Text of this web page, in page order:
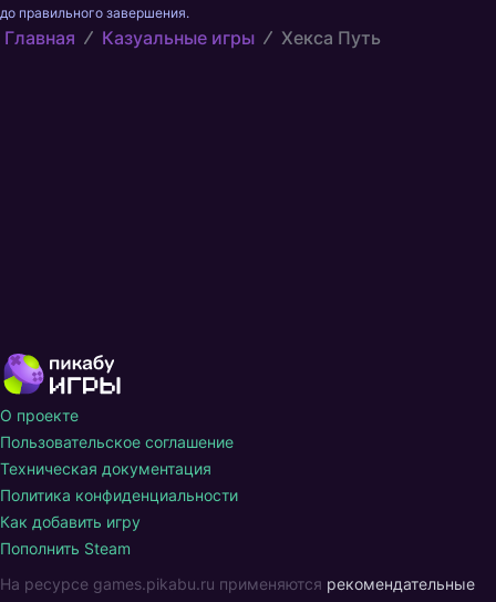
до правильного завершения.
Главная Казуальные игры Хекса Путь
О проекте
Пользовательское соглашение
Техническая документация
Политика конфиденциальности
Как добавить игру
Пополнить Steam
На ресурсе games.pikabu.ru применяются рекомендательные